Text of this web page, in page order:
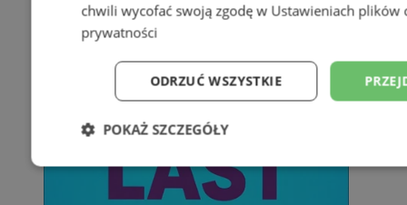
chwili wycofać swoją zgodę w Ustawieniach plików
prywatności
ODRZUĆ WSZYSTKIE
POKAŻ SZCZEGÓŁY
Niezbędne Wydajność